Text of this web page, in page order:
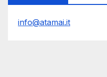
info@atamai.it